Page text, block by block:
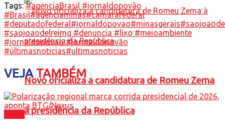
Novo oficializa a candidatura de Romeu Zema
à presidência da República
Tags: #agenciaBrasil #jornaldopovão
#Brasil#agenciaminas#camarafederal
#deputadofederal#jornaldopovao#minasgerais
#saojoaodelreimg #denuncia #lixo #meioambiente
#jornaldopovao #jormaldopovão
#últimasnoticias#ultimasnoticias
VEJATAMBÉM